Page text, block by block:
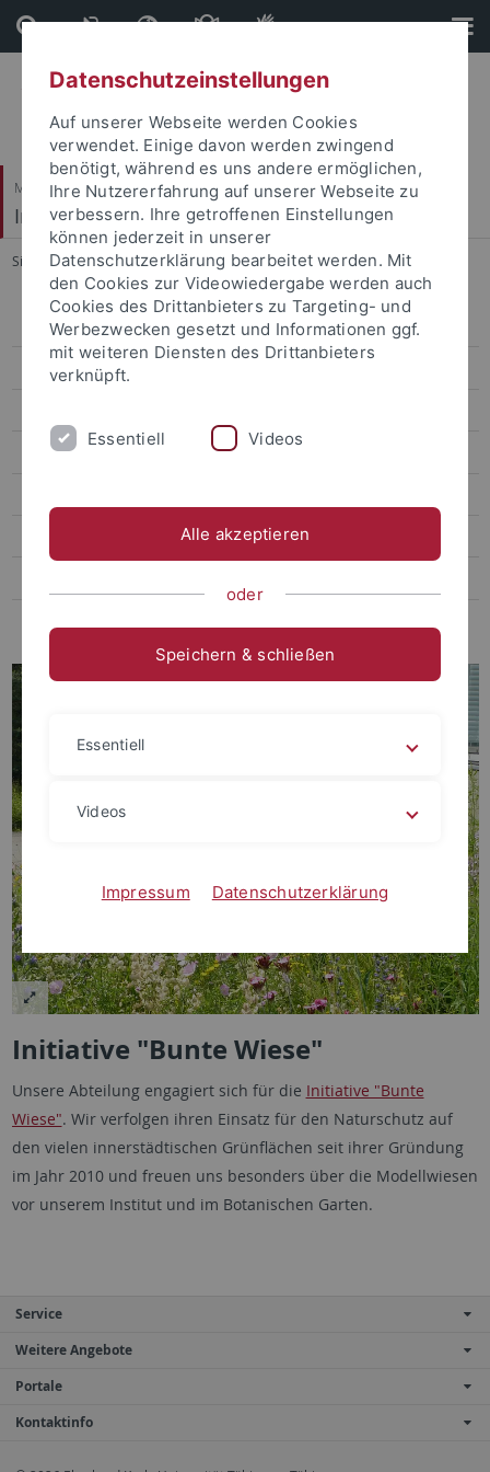
Direkt
zum
Inhalt
Direkt
zur
Fußleiste
Mathematisch-Naturwissenschaftliche Fakultät
Institut für Evolution und Ökologie
Sie sind hier: Startseite ... Initiative "Bunte Wiese"
MitarbeiterInnen
Forschung
Publikationen
Initiative "Bunte Wiese"
Unsere Abteilung engagiert sich für die Initiative "Bunte
Wiese". Wir verfolgen ihren Einsatz für den Naturschutz auf
den vielen innerstädtischen Grünflächen seit ihrer Gründung
im Jahr 2010 und freuen uns besonders über die Modellwiesen
vor unserem Institut und im Botanischen Garten.
Service
Weitere Angebote
Portale
Kontaktinfo
Datenschutzeinstellungen
Auf unserer Webseite werden Cookies
verwendet. Einige davon werden zwingend
benötigt, während es uns andere ermöglichen,
Ihre Nutzererfahrung auf unserer Webseite zu
verbessern. Ihre getroffenen Einstellungen
können jederzeit in unserer
Datenschutzerklärung bearbeitet werden. Mit
den Cookies zur Videowiedergabe werden auch
Cookies des Drittanbieters zu Targeting- und
Werbezwecken gesetzt und Informationen ggf.
mit weiteren Diensten des Drittanbieters
verknüpft.
Essentiell Videos
Alle akzeptieren
oder
Speichern & schließen
Essentiell
Videos
Impressum Datenschutzerklärung